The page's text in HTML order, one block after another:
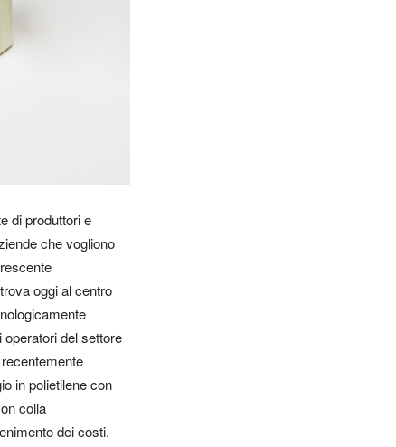
di produttori e
che vogliono
oggi al centro
del settore
in polietilene con
colla
dei costi.